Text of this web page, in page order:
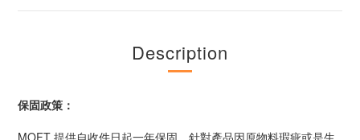
Description
保固政策：
MOFT 提供自收件日起一年保固，針對產品因原物料瑕疵或是生